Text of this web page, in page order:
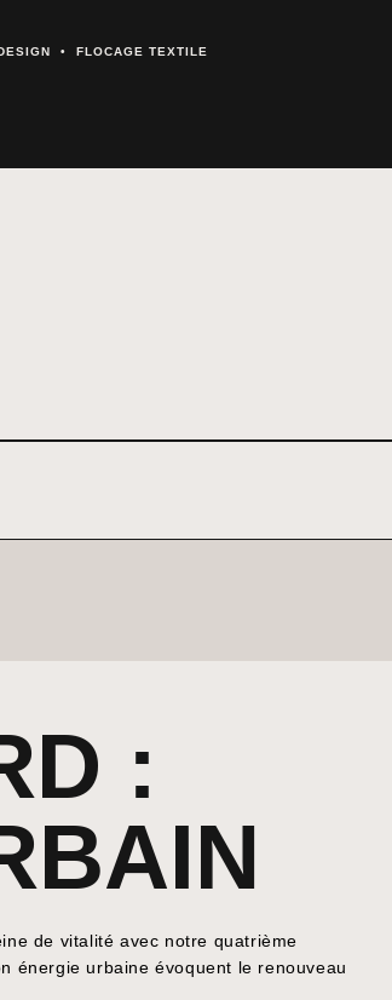
• FLOCAGE TEXTILE
:
de vitalité avec notre quatrième
énergie urbaine évoquent le renouveau